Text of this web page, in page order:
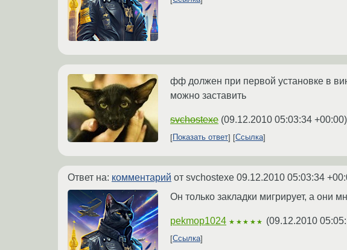
фф должен при первой установке в
можно заставить
svchostexe (09.12.2010 05:03:34 +00:00)
Показать ответ Ссылка
Ответ на: комментарий от svchostexe 09.12.2010 05:03:34
Он только закладки мигрирует, а они
pekmop1024 ★★★★★ (09.12.2010
Ссылка